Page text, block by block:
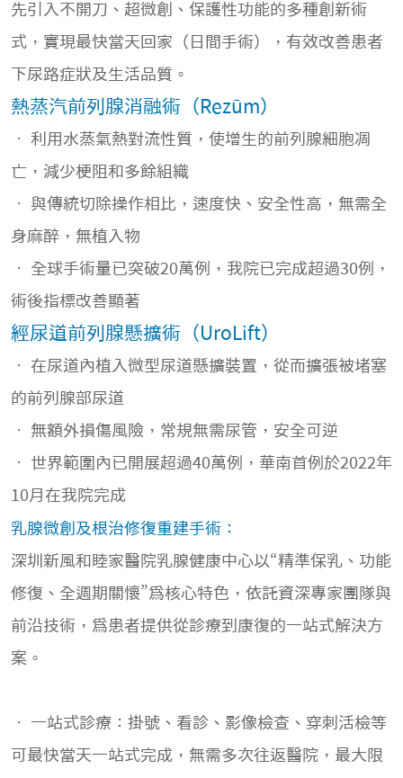
先引入不開刀、超微創、保護性功能的多種創新術
式，實現最快當天回家（日間手術），有效改善患者
下尿路症狀及生活品質。
熱蒸汽前列腺消融術（Rezūm）
• 利用水蒸氣熱對流性質，使增生的前列腺細胞凋
亡，減少梗阻和多餘組織
• 與傳統切除操作相比，速度快、安全性高，無需全
身麻醉，無植入物
• 全球手術量已突破20萬例，我院已完成超過30例，
術後指標改善顯著
經尿道前列腺懸擴術（UroLift）
• 在尿道內植入微型尿道懸擴裝置，從而擴張被堵塞
的前列腺部尿道
• 無額外損傷風險，常規無需尿管，安全可逆
• 世界範圍內已開展超過40萬例，華南首例於2022年
10月在我院完成
乳腺微創及根治修復重建手術：
深圳新風和睦家醫院乳腺健康中心以“精準保乳、功能
修復、全週期關懷”爲核心特色，依託資深專家團隊與
前沿技術，爲患者提供從診療到康復的一站式解決方
案。
• 一站式診療：掛號、看診、影像檢查、穿刺活檢等
可最快當天一站式完成，無需多次往返醫院，最大限